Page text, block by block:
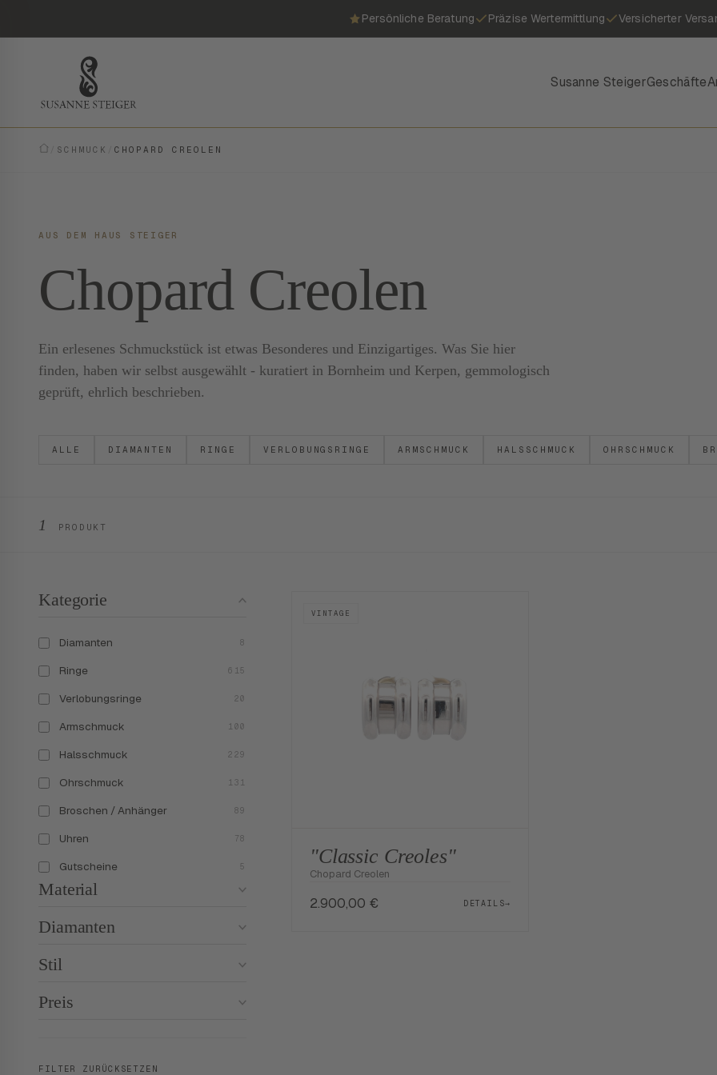
Persönliche Beratung Präzise Wertermittlung Versicherter
Susanne SteigerGeschäfte
SCHMUCK CHOPARD CREOLEN
AUS DEM HAUS STEIGER
Chopard Creolen
Ein erlesenes Schmuckstück ist etwas Besonderes und Einzigartiges. Was Sie hier
finden, haben wir selbst ausgewählt - kuratiert in Bornheim und Kerpen, gemmologisch
geprüft, ehrlich beschrieben.
ALLE DIAMANTEN RINGE VERLOBUNGSRINGE ARMSCHMUCK HALSSCHMUCK OHRSCHMUCK
1 PRODUKT
Kategorie
Diamanten 8
Ringe 615
Verlobungsringe 20
Armschmuck 100
Halsschmuck 229
Ohrschmuck 131
Broschen / Anhänger 89
Uhren 78
Gutscheine 5
Material
Diamanten
Stil
Preis
FILTER ZURÜCKSETZEN
VINTAGE
"Classic Creoles"
Chopard Creolen
2.900,00 € DETAILS→